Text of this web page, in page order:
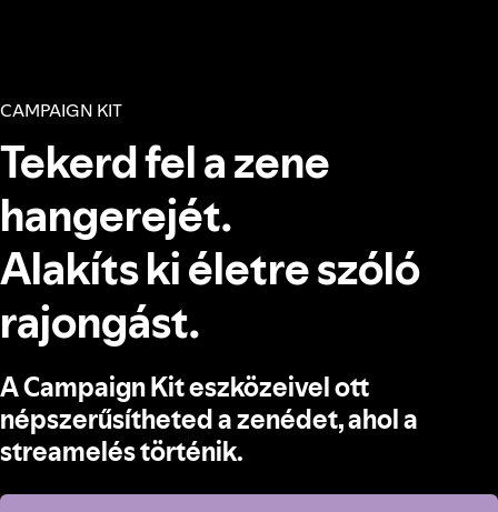
CAMPAIGN KIT
Tekerd fel a zene
hangerejét.
Alakíts ki életre szóló
rajongást.
A Campaign Kit eszközeivel ott
népszerűsítheted a zenédet, ahol a
streamelés történik.